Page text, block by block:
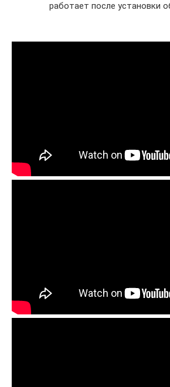
работает после установки